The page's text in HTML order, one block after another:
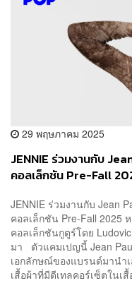
29 พฤษภาคม 2025
JENNIE ร่วมงานกับ
คอลเล็กชัน Pre-Fall
JENNIE ร่วมงานกับ Jean
คอลเล็กชัน Pre-Fall 2025
คอลเล็กชันกูตูร์โดย
มา ตัวแคมเปญนี้ Jean
เอกลักษณ์ของแบรนด์มานำ
เสื้อผ้าที่มีดีเทลคอร์เซ็ตในเสื้